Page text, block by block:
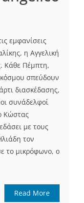
εμφανίσεις
η Αγγελική
Κάθε Πέμπτη,
σπεύδουν
διασκέδασης,
συνάδελφοί
Κώστας
με τους
τον
το μικρόφωνο, ο
Read More